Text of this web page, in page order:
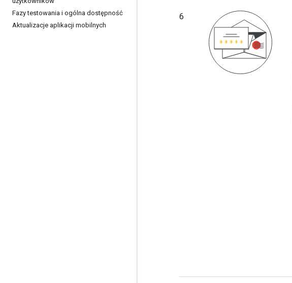
Fazy testowania i ogólna dostępność
Aktualizacje aplikacji mobilnych
6